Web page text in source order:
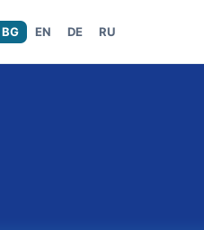
BG EN DE RU